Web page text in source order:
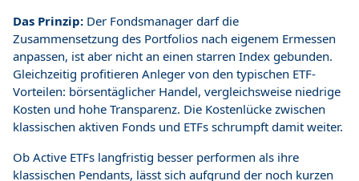
Das Prinzip: Der Fondsmanager darf die
Zusammensetzung des Portfolios nach eigenem Ermessen
anpassen, ist aber nicht an einen starren Index gebunden.
Gleichzeitig profitieren Anleger von den typischen ETF-
Vorteilen: börsentäglicher Handel, vergleichsweise niedrige
Kosten und hohe Transparenz. Die Kostenlücke zwischen
klassischen aktiven Fonds und ETFs schrumpft damit weiter.
Ob Active ETFs langfristig besser performen als ihre
klassischen Pendants, lässt sich aufgrund der noch kurzen